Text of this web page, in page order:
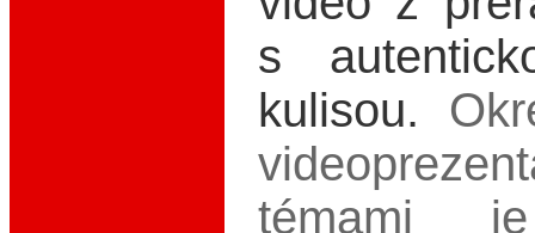
s
kulisou.
témami